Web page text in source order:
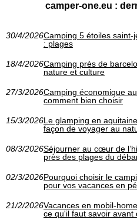
camper-one.eu :
30/4/2026Camping 5 étoiles saint-
: plages
18/4/2026Camping près de
nature et culture
27/3/2026Camping économique
comment bien choisir
15/3/2026Le glamping en
façon de voyager au
08/3/2026Séjourner au cœur de
près des plages du
02/3/2026Pourquoi choisir le
pour vos vacances en
21/2/2026Vacances en mobil-
ce qu'il faut savoir avant